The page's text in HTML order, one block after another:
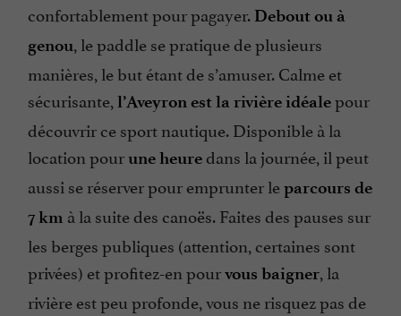
confortablement pour pagayer. Debout ou à
genou, le paddle se pratique de plusieurs
manières, le but étant de s’amuser. Calme et
sécurisante, l’Aveyron est la rivière idéalepour
découvrir ce sport nautique. Disponible à la
location pourune heuredans la journée, il peut
aussi se réserver pour emprunter leparcours de
7 km à la suite des canoës. Faites des pauses sur
les berges publiques (attention, certaines sont
privées) et profitez-en pourvous baigner, la
rivière est peu profonde, vous ne risquez pas de